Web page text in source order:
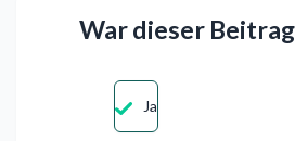
War dieser
Ja